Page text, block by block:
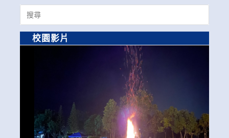
Search
for:
校園影片